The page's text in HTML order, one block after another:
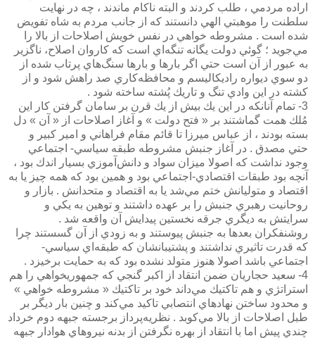
اراده مردمي ، طلب كردند و البته ناكام ماندند ، چه در نهايت
سلطنت را موهبتي الهي دانستند كه از جانب مردم به شاه تفويض
شده است . مشروطه خواهي در نفس خويش اصلاحات از بالا را
مي‌جويد ؛ گوئي دولت يگانه تنگه‌اي است كه كاروان اصلاح، ناگزير
به عبور از آن است حتي اگر بارها و بارها سنگ‌هاي پرتاب شده از
دو سوي ديواره راديكاليسم و محافظه‌كاري صد راهش شود و از
كشته در اين وادي تنگ و تاريك پُشته ساخته شود .
3- تمام آنانكه در اين يك بيش از يك قرن بر سامان گرفتن كار اين
مُلك همت گماشتند بر « فتح دولت » و آغاز اصلاحات از « آن » دل
بسته بودند ، از عباس ميرزا تا قائم مقام فراهاني و امير كبير و
حتي مصدق . در آغاز جنبش مشروطه طبقه سياسي- اجتماعي
وجود نداشت كه اصولا ميزان سواد و دانش‌آموزي بسيار اندك بود ،
آنچه بود طبقات اقتصادي-اجتماعي بود و همين بود كه همه چيز يا به
اقتصاد و متوليانش ختم مي‌شد يا به اقتصاد و متحدانش . بازار و
روحانيت رهبري جنبش را بر عهده داشتند و توهين به يكي و
سرايتش به ديگري جرقه نخستين پيدايش آن واقعه شد .
روشنفكران بعدها به جنبش پيوستند و به زودي از آن گسستند چرا
كه قدرت تاثيري نداشتند و پشتيبانشان كه طبقه‌اي سياسي-
اجتماعي باشد اصولا هنوز متولد نشده بود كه به حمايت برخيزد .
4- سعيد حجاريان ضمن انتقاد از اكبر گنجي كه جمهوريخواهي را هم
استراتژي و هم تاكتيك مي‌داند خود بر تاكتيك « مشروطه خواهي »
و محدود ساختن نهادهاي انتصابي تاكيد مي‌كند و چنين بار ديگر بر
طبل اصلاحات از بالا مي‌كوبد . نظريه‌پرداز برجسته جبهه دوم خرداد
چندي پيش اما با انتقاد از بهره نگرفتن از بدنه نيروهاي هوادار جبهه